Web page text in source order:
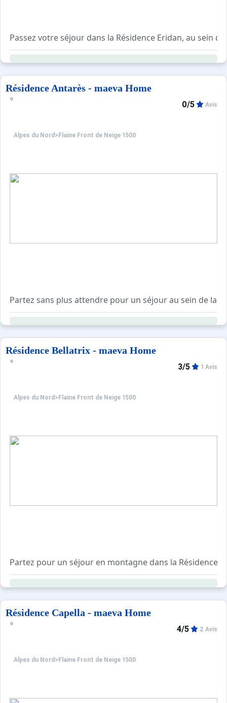
Passez votre séjour dans la Résidence Eridan, au sein
Le petit plus de la station de Flaine ? Bénéficiez du
*Pass loisirs inclus pour tous les séjours de 7 jours et
Perchés à 1500 mètres d'altitude, vous êtes situés
Résidence Antarès - maeva Home
Alpes du Nord > Flaine Front de Neige 1500
0/5 Avis
Partez sans plus attendre pour un séjour au sein de la
Le petit plus de la station de Flaine ? Bénéficiez du
*Pass loisirs inclus pour tous les séjours de 7 jours et
A 1500 mètres d'altitude, vous êtes situés dans la
A noter : des frais supplémentaires s'appliquent en cas
Résidence Bellatrix - maeva Home
Alpes du Nord > Flaine Front de Neige 1500
3/5 1 Avis
Partez pour un séjour en montagne dans la Résidence
Le petit plus de la station de Flaine? Bénéficiez du
*Pass loisirs inclus pour tous les séjours de 7 jours et
Situés en basse altitude, vous êtes ici au premier
A noter : des frais supplémentaires sont facturés en cas
Résidence Capella - maeva Home
Alpes du Nord > Flaine Front de Neige 1500
4/5 2 Avis